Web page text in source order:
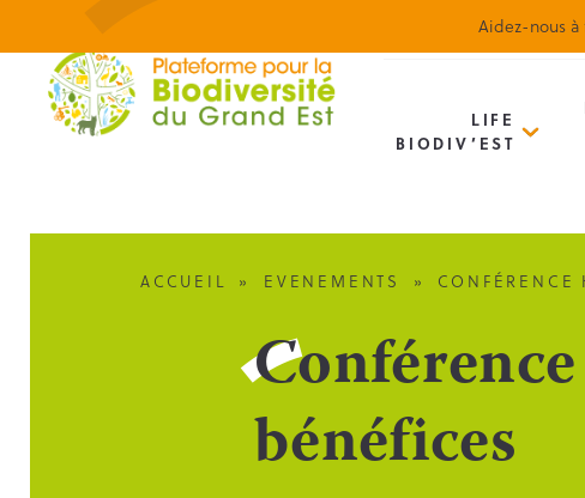
Aidez-nous
LIFE
BIODIV’EST
ACCUEIL » EVENEMENTS » CONFÉRENCE
bénéfices